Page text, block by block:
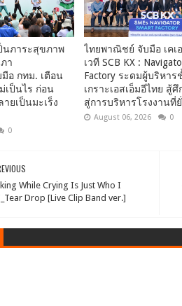
นภาระสุขภาพ
า
อ กทม. เตือน
เป็นไร ก่อน
ยเป็นมะเร็ง
0
ไทยพาณิชย์ จับมือ เคเ
เวที SCB KX :
Factory ระดมผู้บริหาร
เกราะเอสเอ็มอีไทย สู้
สู่การบริหารโรงงานที่
August 06, 2026 0
While Crying Is Just Who I
Drop [Live Clip Band ver.]